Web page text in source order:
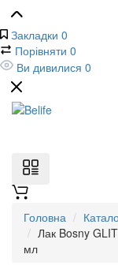
Закладки 0
Порівняти 0
Ви дивилися 0
Головна
Лак Bosny
мл